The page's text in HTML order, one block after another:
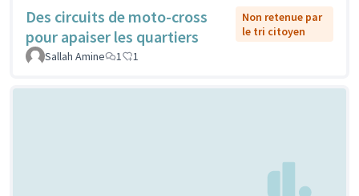
Des circuits de moto-cross
pour apaiser les quartiers
Non retenue par
le tri citoyen
Sallah Amine
1 1